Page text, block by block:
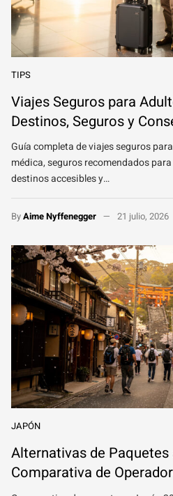
TIPS
Viajes Seguros para
Destinos, Seguros y
Guía completa de viajes seguros
médica, seguros recomendados
destinos accesibles y…
ByAime Nyffenegger 21 julio, 2026
JAPÓN
Alternativas de Paquetes
Comparativa de